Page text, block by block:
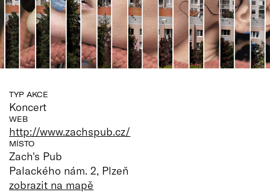
TYP AKCE
Koncert
WEB
http://www.zachspub.cz/
MÍSTO
Zach's Pub
Palackého nám. 2, Plzeň
zobrazit na mapě